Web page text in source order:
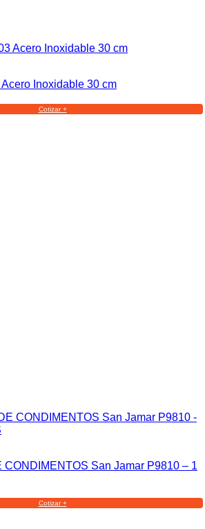
Inoxidable 30 cm
Cotizar +
CONDIMENTOS San Jamar P9810 – 1
Cotizar +